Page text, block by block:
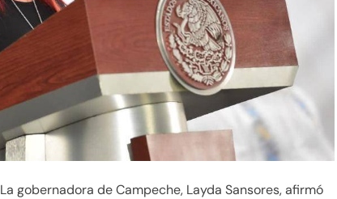
La gobernadora de Campeche, Layda Sansores, afirmó